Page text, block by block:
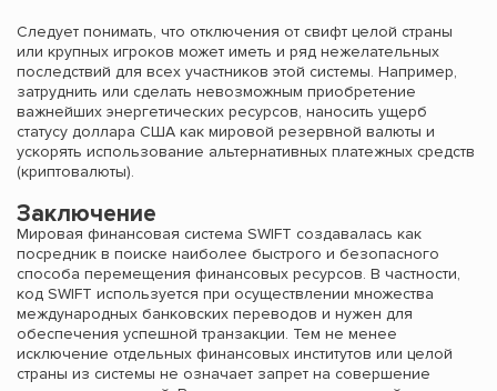
Следует понимать, что отключения от свифт целой страны
или крупных игроков может иметь и ряд нежелательных
последствий для всех участников этой системы. Например,
затруднить или сделать невозможным приобретение
важнейших энергетических ресурсов, наносить ущерб
статусу доллара США как мировой резервной валюты и
ускорять использование альтернативных платежных средств
(криптовалюты).
Заключение
Мировая финансовая система SWIFT создавалась как
посредник в поиске наиболее быстрого и безопасного
способа перемещения финансовых ресурсов. В частности,
код SWIFT используется при осуществлении множества
международных банковских переводов и нужен для
обеспечения успешной транзакции. Тем не менее
исключение отдельных финансовых институтов или целой
страны из системы не означает запрет на совершение